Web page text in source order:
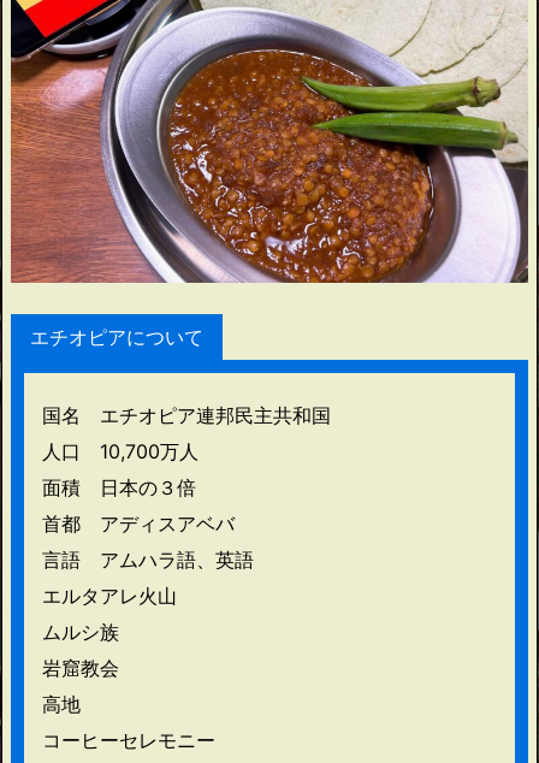
エチオピアについて
国名 エチオピア連邦民主共和国
人口 10,700万人
面積 日本の３倍
首都 アディスアベバ
言語 アムハラ語、英語
エルタアレ火山
ムルシ族
岩窟教会
高地
コーヒーセレモニー